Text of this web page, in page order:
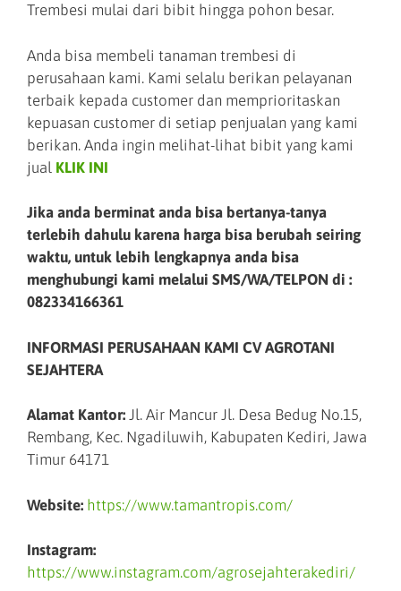
Trembesi mulai dari bibit hingga pohon besar.
Anda bisa membeli tanaman trembesi di
perusahaan kami. Kami selalu berikan pelayanan
terbaik kepada customer dan memprioritaskan
kepuasan customer di setiap penjualan yang kami
berikan. Anda ingin melihat-lihat bibit yang kami
jual KLIK INI
Jika anda berminat anda bisa bertanya-tanya
terlebih dahulu karena harga bisa berubah seiring
waktu, untuk lebih lengkapnya anda bisa
menghubungi kami melalui SMS/WA/TELPON di :
082334166361
INFORMASI PERUSAHAAN KAMI CV AGROTANI
SEJAHTERA
Alamat Kantor: Jl. Air Mancur Jl. Desa Bedug No.15,
Rembang, Kec. Ngadiluwih, Kabupaten Kediri, Jawa
Timur 64171
Website: https://www.tamantropis.com/
Instagram:
https://www.instagram.com/agrosejahterakediri/